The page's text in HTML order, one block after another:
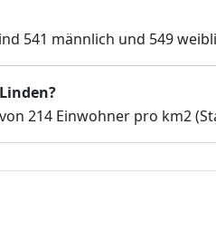
541 männlich und 549
214 Einwohner pro km2